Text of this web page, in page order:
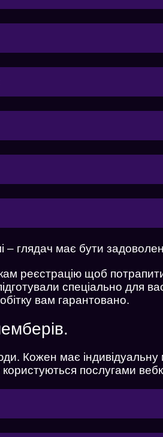
– глядач має бути
реєстрацію щоб
спеціально для
вам гарантовано.
Кожен має
користуються послугами
ХОЧУ
ХОЧУ